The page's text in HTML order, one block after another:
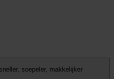
soepeler, makkelijker